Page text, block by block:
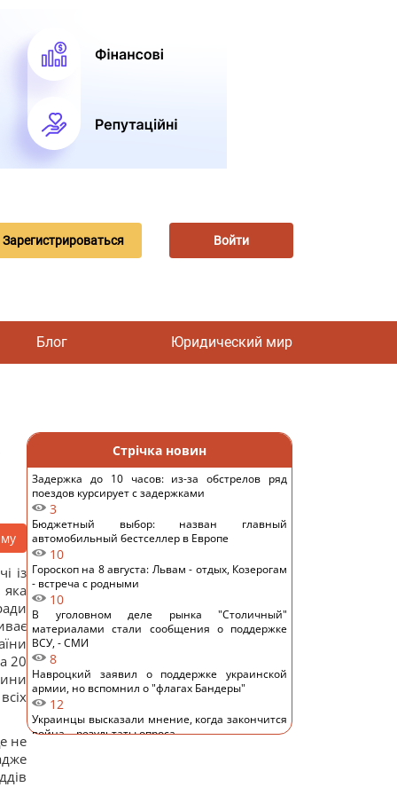
Зарегистрироваться Войти
Блог Юридический мир
із
20
не
Стрічка новин
Задержка до 10 часов: из-за обстрелов ряд
поездов курсирует с задержками
3
Бюджетный выбор: назван главный
автомобильный бестселлер в Европе
10
Гороскоп на 8 августа: Львам - отдых, Козерогам
- встреча с родными
10
В уголовном деле рынка "Столичный"
материалами стали сообщения о поддержке
ВСУ, - СМИ
8
Навроцкий заявил о поддержке украинской
армии, но вспомнил о "флагах Бандеры"
12
Украинцы высказали мнение, когда закончится
война, - результаты опроса